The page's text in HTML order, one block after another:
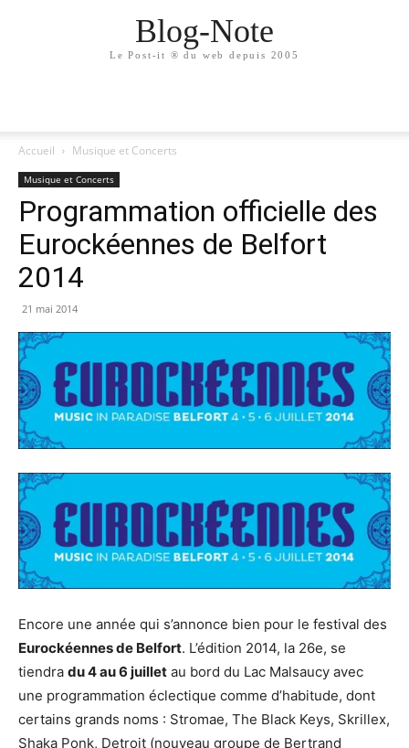
Blog-Note
Le Post-it ® du web depuis 2005
Accueil Musique et Concerts
Musique et Concerts
Programmation officielle des
Eurockéennes de Belfort
2014
21 mai 2014
Encore une année qui s’annonce bien pour le festival des
Eurockéennes de Belfort. L’édition 2014, la 26e, se
tiendra du 4 au 6 juillet au bord du Lac Malsaucy avec
une programmation éclectique comme d’habitude, dont
certains grands noms : Stromae, The Black Keys, Skrillex,
Shaka Ponk, Detroit (nouveau groupe de Bertrand